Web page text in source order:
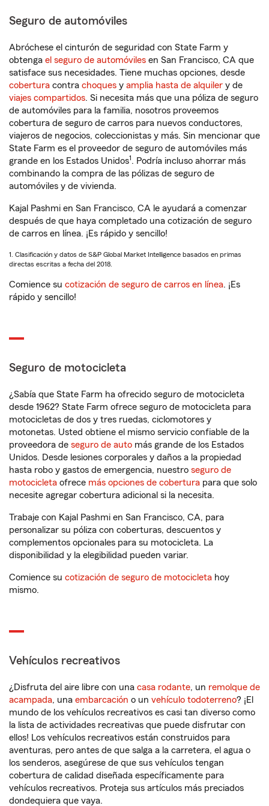
Seguro de automóviles
Abróchese el cinturón de seguridad con State Farm y
obtenga el seguro de automóviles en San Francisco, CA que
satisface sus necesidades. Tiene muchas opciones, desde
cobertura contra choques y amplia hasta de alquiler y de
viajes compartidos. Si necesita más que una póliza de seguro
de automóviles para la familia, nosotros proveemos
cobertura de seguro de carros para nuevos conductores,
viajeros de negocios, coleccionistas y más. Sin mencionar que
State Farm es el proveedor de seguro de automóviles más
grande en los Estados Unidos1. Podría incluso ahorrar más
combinando la compra de las pólizas de seguro de
automóviles y de vivienda.
Kajal Pashmi en San Francisco, CA le ayudará a comenzar
después de que haya completado una cotización de seguro
de carros en línea. ¡Es rápido y sencillo!
1. Clasificación y datos de S&P Global Market Intelligence basados en primas
directas escritas a fecha del 2018.
Comience su cotización de seguro de carros en línea. ¡Es
rápido y sencillo!
Seguro de motocicleta
¿Sabía que State Farm ha ofrecido seguro de motocicleta
desde 1962? State Farm ofrece seguro de motocicleta para
motocicletas de dos y tres ruedas, ciclomotores y
motonetas. Usted obtiene el mismo servicio confiable de la
proveedora de seguro de auto más grande de los Estados
Unidos. Desde lesiones corporales y daños a la propiedad
hasta robo y gastos de emergencia, nuestro seguro de
motocicleta ofrece más opciones de cobertura para que solo
necesite agregar cobertura adicional si la necesita.
Trabaje con Kajal Pashmi en San Francisco, CA, para
personalizar su póliza con coberturas, descuentos y
complementos opcionales para su motocicleta. La
disponibilidad y la elegibilidad pueden variar.
Comience su cotización de seguro de motocicleta hoy
mismo.
Vehículos recreativos
¿Disfruta del aire libre con una casa rodante, un remolque de
acampada, una embarcación o un vehículo todoterreno? ¡El
mundo de los vehículos recreativos es casi tan diverso como
la lista de actividades recreativas que puede disfrutar con
ellos! Los vehículos recreativos están construidos para
aventuras, pero antes de que salga a la carretera, el agua o
los senderos, asegúrese de que sus vehículos tengan
cobertura de calidad diseñada específicamente para
vehículos recreativos. Proteja sus artículos más preciados
dondequiera que vaya.